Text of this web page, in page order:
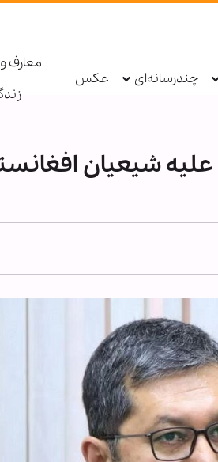
چندرسانه‌ای عکس
معارف
شیعیان